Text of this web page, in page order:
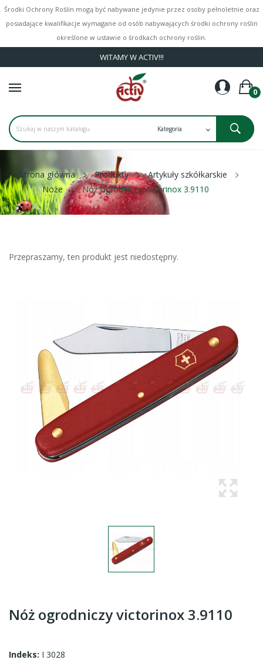
Środki Ochrony Roślin mogą być nabywane jedynie przez osoby pełnoletnie oraz
posiadające kwalifikacje wymagane od osób nabywających środki ochrony roślin
określone w ustawie o środkach ochrony roślin.
WITAMY W ACTIV!!!
0
Strona główna Produkty
Artykuły szkółkarskie
Noże
Nóż ogrodniczy victorinox 3.9110
Przepraszamy, ten produkt jest niedostępny.
Nóż ogrodniczy victorinox 3.9110
Indeks: I 3028